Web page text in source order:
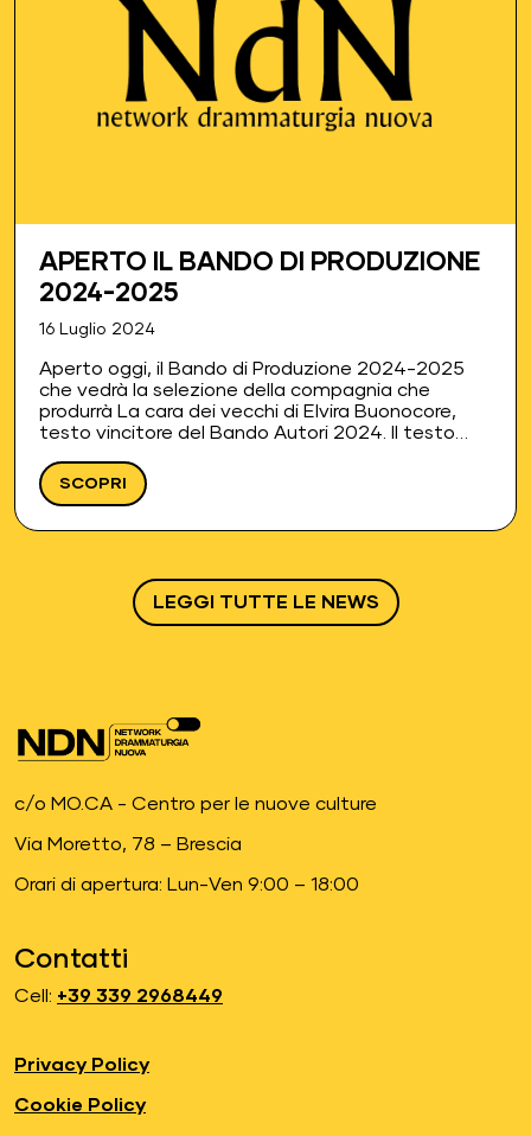
APERTO IL BANDO DI PRODUZIONE
2024-2025
16 Luglio 2024
Aperto oggi, il Bando di Produzione 2024-2025
che vedrà la selezione della compagnia che
produrrà La cara dei vecchi di Elvira Buonocore,
testo vincitore del Bando Autori 2024. Il testo
distribuito all’interno dei…
SCOPRI
LEGGI TUTTE LE NEWS
c/o MO.CA - Centro per le nuove culture
Via Moretto, 78 – Brescia
Orari di apertura: Lun-Ven 9:00 – 18:00
Contatti
Cell: +39 339 2968449
Privacy Policy
Cookie Policy